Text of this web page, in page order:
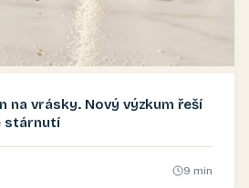
na vrásky. Nový výzkum řeší
stárnutí
9 min